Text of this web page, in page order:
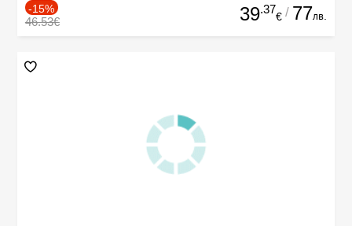
-15%
46.53€ 39.37
€ / 77лв.